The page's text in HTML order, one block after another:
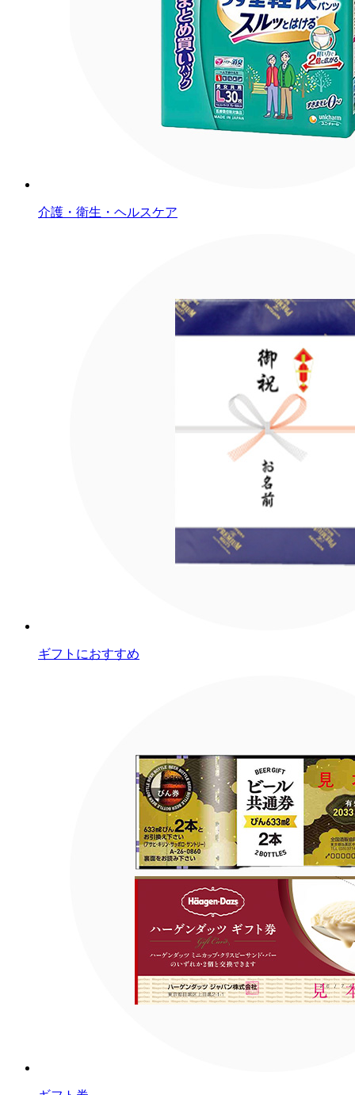
介護・衛生・ヘルスケア
ギフトにおすすめ